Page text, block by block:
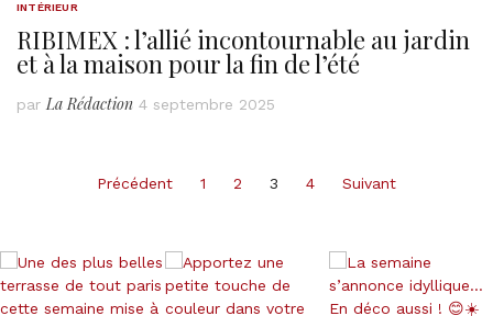
INTÉRIEUR
RIBIMEX : l’allié incontournable au jardin
et à la maison pour la fin de l’été
parLa Rédaction 4 septembre 2025
Pagination
publications
Précédent 1 2 3 4 Suivant